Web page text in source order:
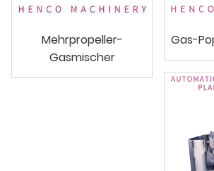
Mehrpropeller-
Gasmischer
Gas-